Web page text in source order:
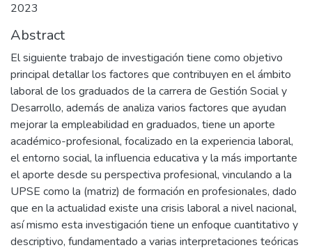
2023
Abstract
El siguiente trabajo de investigación tiene como objetivo
principal detallar los factores que contribuyen en el ámbito
laboral de los graduados de la carrera de Gestión Social y
Desarrollo, además de analiza varios factores que ayudan
mejorar la empleabilidad en graduados, tiene un aporte
académico-profesional, focalizado en la experiencia laboral,
el entorno social, la influencia educativa y la más importante
el aporte desde su perspectiva profesional, vinculando a la
UPSE como la (matriz) de formación en profesionales, dado
que en la actualidad existe una crisis laboral a nivel nacional,
así mismo esta investigación tiene un enfoque cuantitativo y
descriptivo, fundamentado a varias interpretaciones teóricas